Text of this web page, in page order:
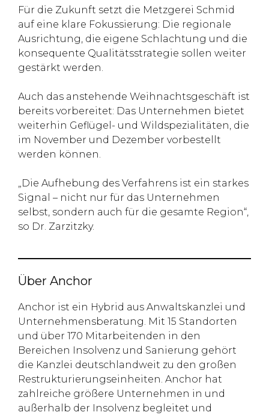
Für die Zukunft setzt die Metzgerei Schmid
auf eine klare Fokussierung: Die regionale
Ausrichtung, die eigene Schlachtung und die
konsequente Qualitätsstrategie sollen weiter
gestärkt werden.
Auch das anstehende Weihnachtsgeschäft ist
bereits vorbereitet: Das Unternehmen bietet
weiterhin Geflügel- und Wildspezialitäten, die
im November und Dezember vorbestellt
werden können.
„Die Aufhebung des Verfahrens ist ein starkes
Signal – nicht nur für das Unternehmen
selbst, sondern auch für die gesamte Region“,
so Dr. Zarzitzky.
Über Anchor
Anchor ist ein Hybrid aus Anwaltskanzlei und
Unternehmensberatung. Mit 15 Standorten
und über 170 Mitarbeitenden in den
Bereichen Insolvenz und Sanierung gehört
die Kanzlei deutschlandweit zu den großen
Restrukturierungseinheiten. Anchor hat
zahlreiche größere Unternehmen in und
außerhalb der Insolvenz begleitet und